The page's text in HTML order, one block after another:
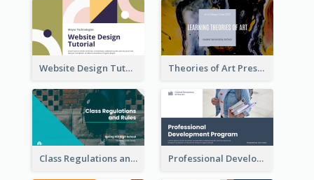
Website Design Tutorial Presentation Theories of Art Presentation
Class Regulations and Rules Presentation Professional Development Program Presentation